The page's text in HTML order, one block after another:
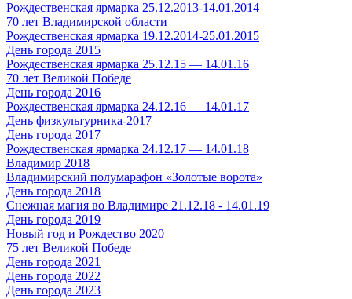
Рождественская ярмарка 25.12.2013-14.01.2014
70 лет Владимирской области
Рождественская ярмарка 19.12.2014-25.01.2015
День города 2015
Рождественская ярмарка 25.12.15 — 14.01.16
70 лет Великой Победе
День города 2016
Рождественская ярмарка 24.12.16 — 14.01.17
День физкультурника-2017
День города 2017
Рождественская ярмарка 24.12.17 — 14.01.18
Владимир 2018
Владимирский полумарафон «Золотые ворота»
День города 2018
Снежная магия во Владимире 21.12.18 - 14.01.19
День города 2019
Новый год и Рождество 2020
75 лет Великой Победе
День города 2021
День города 2022
День города 2023